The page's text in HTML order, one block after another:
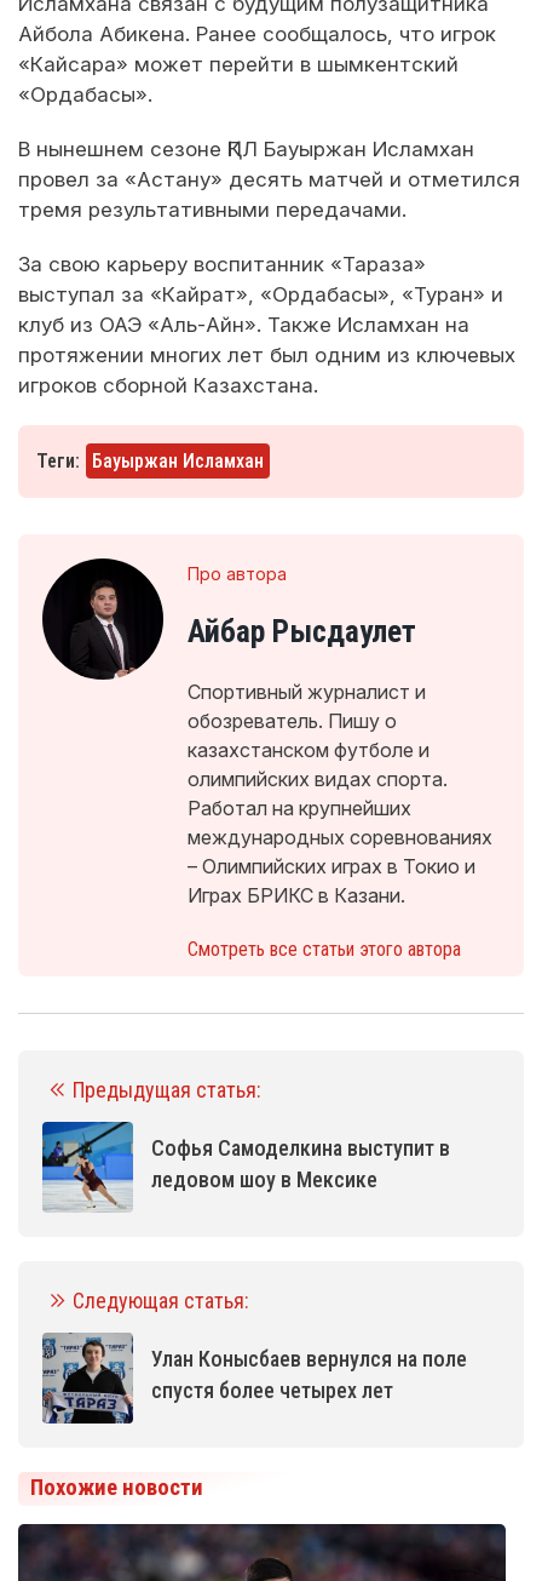
Айбола Абикена. Ранее сообщалось, что игрок
«Кайсара» может перейти в шымкентский
«Ордабасы».
В нынешнем сезоне ҚПЛ Бауыржан Исламхан
провел за «Астану» десять матчей и отметился
тремя результативными передачами.
За свою карьеру воспитанник «Тараза»
выступал за «Кайрат», «Ордабасы», «Туран» и
клуб из ОАЭ «Аль-Айн». Также Исламхан на
протяжении многих лет был одним из ключевых
игроков сборной Казахстана.
Теги: Бауыржан Исламхан
Про автора
Айбар Рысдаулет
Спортивный журналист и
обозреватель. Пишу о
казахстанском футболе и
олимпийских видах спорта.
Работал на крупнейших
международных соревнованиях
– Олимпийских играх в Токио и
Играх БРИКС в Казани.
Смотреть все статьи этого автора
Предыдущая статья:
Софья Самоделкина выступит в
ледовом шоу в Мексике
Следующая статья:
Улан Конысбаев вернулся на поле
спустя более четырех лет
Похожие новости